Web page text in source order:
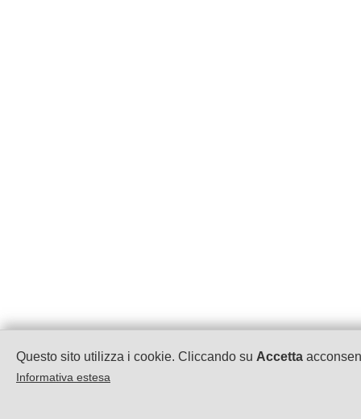
Questo sito utilizza i cookie. Cliccando su Accetta
Informativa estesa